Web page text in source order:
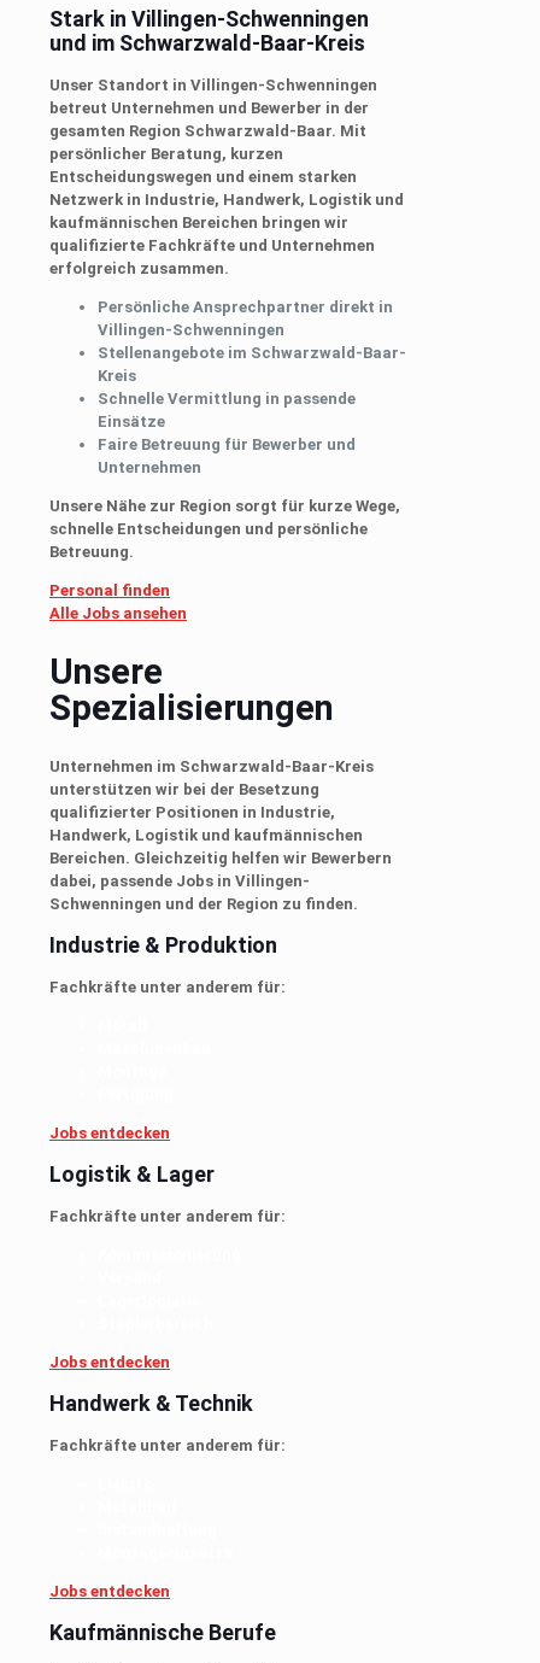
Stark in Villingen-Schwenningen
und im Schwarzwald-Baar-Kreis
Unser Standort in Villingen-Schwenningen
betreut Unternehmen und Bewerber in der
gesamten Region Schwarzwald-Baar. Mit
persönlicher Beratung, kurzen
Entscheidungswegen und einem starken
Netzwerk in Industrie, Handwerk, Logistik und
kaufmännischen Bereichen bringen wir
qualifizierte Fachkräfte und Unternehmen
erfolgreich zusammen.
Persönliche Ansprechpartner direkt in
Villingen-Schwenningen
Stellenangebote im Schwarzwald-Baar-
Kreis
Schnelle Vermittlung in passende
Einsätze
Faire Betreuung für Bewerber und
Unternehmen
Unsere Nähe zur Region sorgt für kurze Wege,
schnelle Entscheidungen und persönliche
Betreuung.
Personal finden
Alle Jobs ansehen
Unsere
Spezialisierungen
Unternehmen im Schwarzwald-Baar-Kreis
unterstützen wir bei der Besetzung
qualifizierter Positionen in Industrie,
Handwerk, Logistik und kaufmännischen
Bereichen. Gleichzeitig helfen wir Bewerbern
dabei, passende Jobs in Villingen-
Schwenningen und der Region zu finden.
Industrie & Produktion
Fachkräfte unter anderem für:
Jobs entdecken
Logistik & Lager
Fachkräfte unter anderem für:
Jobs entdecken
Handwerk & Technik
Fachkräfte unter anderem für:
Jobs entdecken
Kaufmännische Berufe